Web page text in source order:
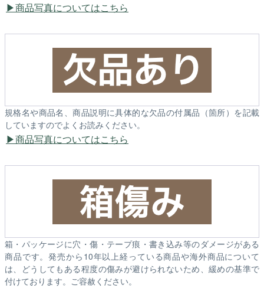
商品写真についてはこちら
規格名や商品名、商品説明に具体的な欠品の付属品（箇所）を記載
していますのでよくお読みください。
商品写真についてはこちら
箱・パッケージに穴・傷・テープ痕・書き込み等のダメージがある
商品です。発売から10年以上経っている商品や海外商品について
は、どうしてもある程度の傷みが避けられないため、緩めの基準で
付けております。ご容赦ください。